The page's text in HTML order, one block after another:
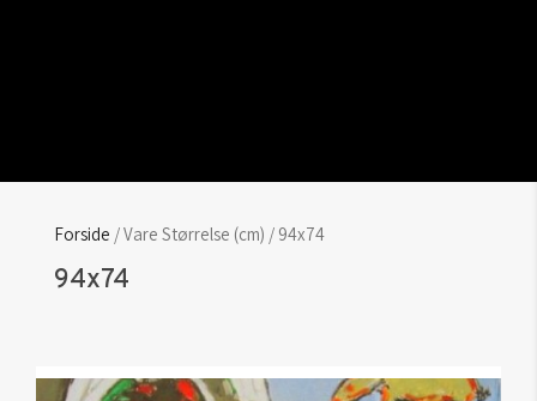
Forside / Vare Størrelse (cm) / 94x74
94x74